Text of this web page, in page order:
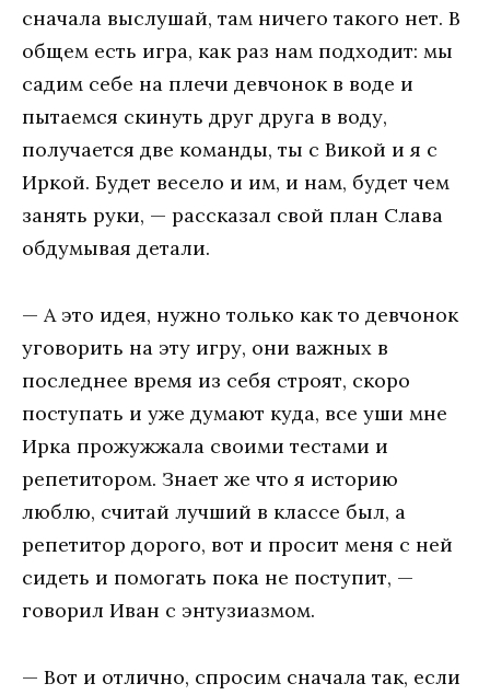
сначала выслушай, там ничего такого нет. В
общем есть игра, как раз нам подходит: мы
садим себе на плечи девчонок в воде и
пытаемся скинуть друг друга в воду,
получается две команды, ты с Викой и я с
Иркой. Будет весело и им, и нам, будет чем
занять руки, — рассказал свой план Слава
обдумывая детали.
— А это идея, нужно только как то девчонок
уговорить на эту игру, они важных в
последнее время из себя строят, скоро
поступать и уже думают куда, все уши мне
Ирка прожужжала своими тестами и
репетитором. Знает же что я историю
люблю, считай лучший в классе был, а
репетитор дорого, вот и просит меня с ней
сидеть и помогать пока не поступит, —
говорил Иван с энтузиазмом.
— Вот и отлично, спросим сначала так, если